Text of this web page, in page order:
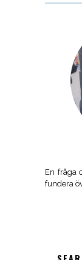
En fråga
fundera